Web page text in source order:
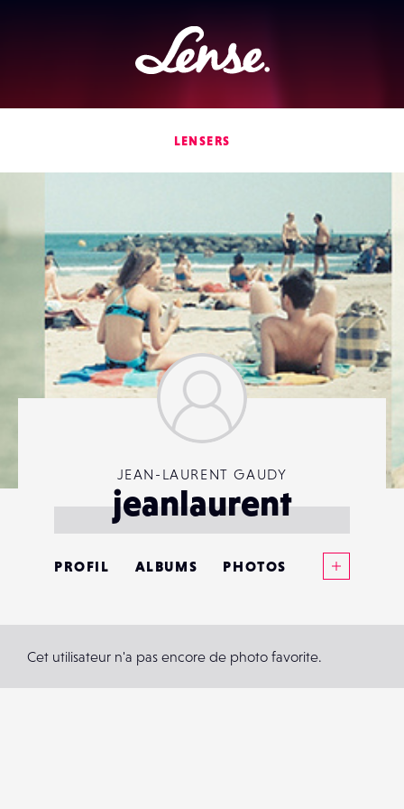
Lense
LENSERS
JEAN-LAURENT GAUDY
jeanlaurent
PROFIL ALBUMS PHOTOS
MATÉRIELS
CONTACTS
Cet utilisateur n'a pas encore de photo favorite.